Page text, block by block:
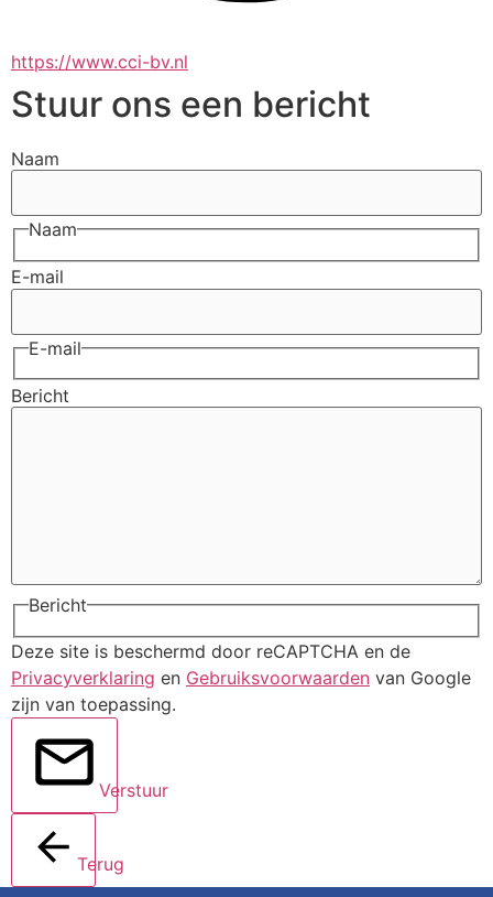
https://www.cci-bv.nl
Stuur ons een bericht
Naam
Naam
E-mail
E-mail
Bericht
Bericht
Deze site is beschermd door reCAPTCHA en de
Privacyverklaring en Gebruiksvoorwaarden van Google
zijn van toepassing.
Verstuur
Terug